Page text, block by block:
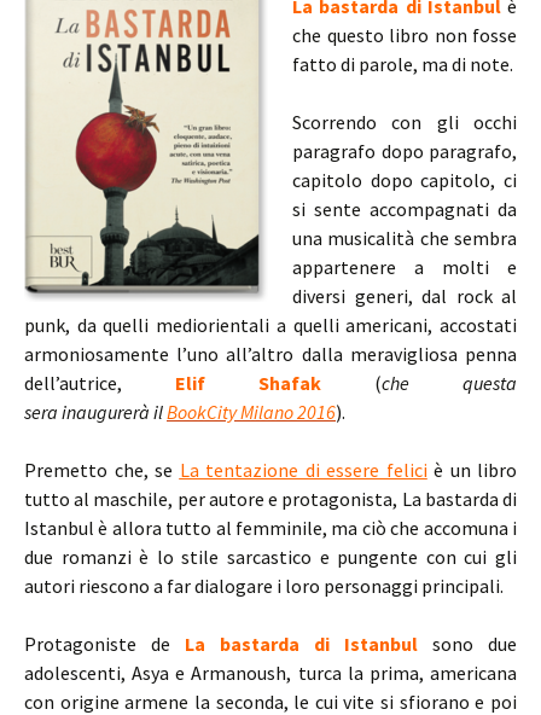
La bastarda di Istanbul è
che questo libro non fosse
fatto di parole, ma di note.
Scorrendo con gli occhi
paragrafo dopo paragrafo,
capitolo dopo capitolo, ci
si sente accompagnati da
una musicalità che sembra
appartenere a molti e
diversi generi, dal rock al
punk, da quelli mediorientali a quelli americani, accostati
armoniosamente l’uno all’altro dalla meravigliosa penna
dell’autrice, Elif Shafak (che questa
sera inaugurerà ilBookCity Milano 2016).
Premetto che, se La tentazione di essere feliciè un libro
tutto al maschile, per autore e protagonista, La bastarda di
Istanbul è allora tutto al femminile, ma ciò che accomuna i
due romanzi è lo stile sarcastico e pungente con cui gli
autori riescono a far dialogare i loro personaggi principali.
Protagoniste de La bastarda di Istanbul sono due
adolescenti, Asya e Armanoush, turca la prima, americana
con origine armene la seconda, le cui vite si sfiorano e poi